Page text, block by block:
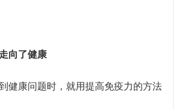
向了健康
健康问题时，就用提高免疫力的方法